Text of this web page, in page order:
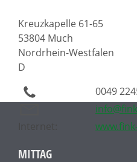
Kreuzkapelle 61-65
53804 Much
Nordrhein-Westfalen
D
0049
MITTAG